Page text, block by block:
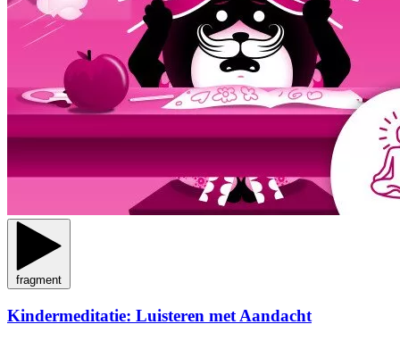
fragment
Kindermeditatie: Luisteren met Aandacht